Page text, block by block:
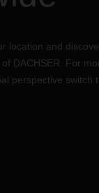
location and
DACHSER. For
perspective switch